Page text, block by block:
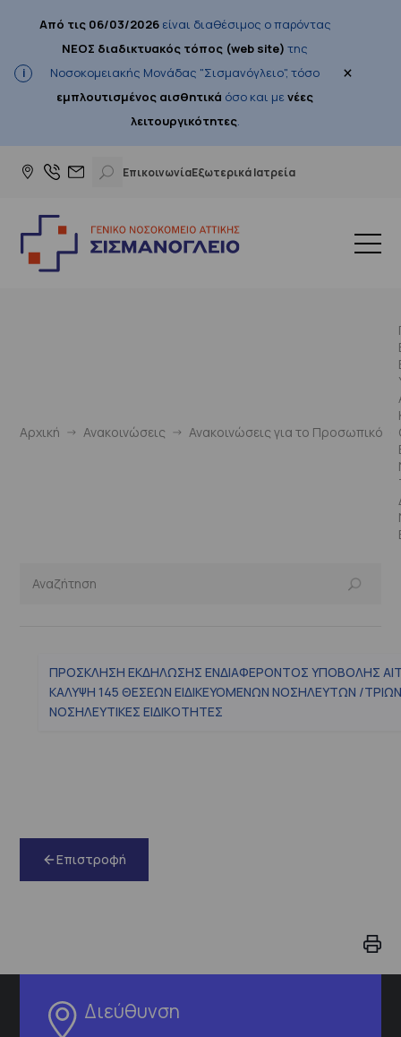
Από τις 06/03/2026είναι διαθέσιμος ο παρόντας
ΝΕΟΣ διαδικτυακός τόπος (web site) της
Νοσοκομειακής Μονάδας "Σισμανόγλειο", τόσο
εμπλουτισμένος αισθητικά όσο και μενέες
λειτουργικότητες.
×
ΕπικοινωνίαΕξωτερικά Ιατρεία
Αρχική Ανακοινώσεις Ανακοινώσεις για το Προσωπικό
ΠΡΟΣΚΛΗΣΗ ΕΚΔΗΛΩΣΗΣ ΕΝΔΙΑΦΕΡΟΝΤΟΣ ΥΠΟΒΟΛΗΣ
ΚΑΛΥΨΗ 145 ΘΕΣΕΩΝ ΕΙΔΙΚΕΥΟΜΕΝΩΝ ΝΟΣΗΛΕΥΤΩΝ /ΤΡΙΩΝ
ΝΟΣΗΛΕΥΤΙΚΕΣ ΕΙΔΙΚΟΤΗΤΕΣ
Επιστροφή
Διεύθυνση